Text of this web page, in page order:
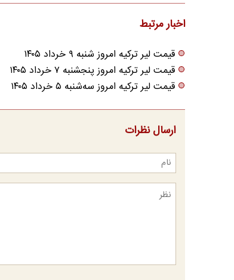
اخبار مرتبط
قیمت لیر ترکیه امروز شنبه ۹ خرداد ۱۴۰۵
قیمت لیر ترکیه امروز پنجشنبه ۷ خرداد ۱۴۰۵
قیمت لیر ترکیه امروز سه‌شنبه ۵ خرداد ۱۴۰۵
ارسال نظرات